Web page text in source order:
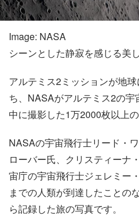
Image: NASA
シーンとした静寂を感じる美
アルテミス2ミッションが地
ち、NASAがアルテミス2の
中に撮影した1万2000枚以上
NASAの宇宙飛行士リード・
ローバー氏、クリスティーナ
宙庁の宇宙飛行士ジェレミー
までの人類が到達したことの
ら記録した旅の写真です。